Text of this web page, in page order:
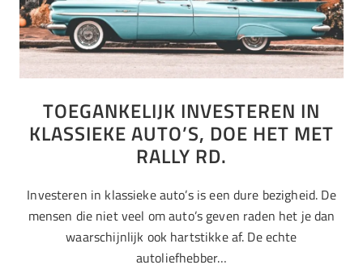
TOEGANKELIJK INVESTEREN IN
KLASSIEKE AUTO’S, DOE HET MET
RALLY RD.
Investeren in klassieke auto’s is een dure bezigheid. De
mensen die niet veel om auto’s geven raden het je dan
waarschijnlijk ook hartstikke af. De echte
autoliefhebber…